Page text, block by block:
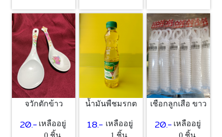
จวักตักข้าว
20.- เหลืออยู่
0 ชิ้น
น้ำมันพืชมรกต
18.- เหลืออยู่
1 ชิ้น
เชือกลูกเสือ ขาว
20.- เหลืออยู่
0 ชิ้น